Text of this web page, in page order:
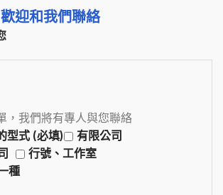
迎和我們聯絡
，我們將有專人與您聯絡
型式 (必填)
有限公司
行號、工作室
種